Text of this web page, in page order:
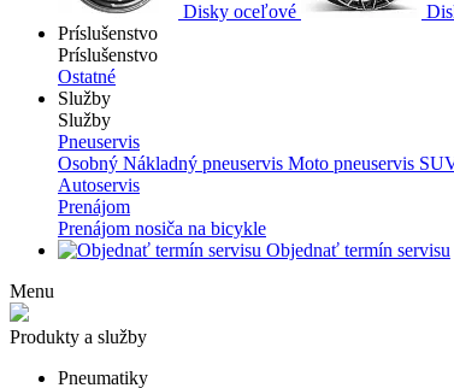
Disky oceľové
Príslušenstvo
Príslušenstvo
Ostatné
Služby
Služby
Pneuservis
Osobný Nákladný pneuservis Moto pneuservis
Autoservis
Prenájom
Prenájom nosiča na bicykle
Objednať termín servisu
Menu
Produkty a služby
Pneumatiky